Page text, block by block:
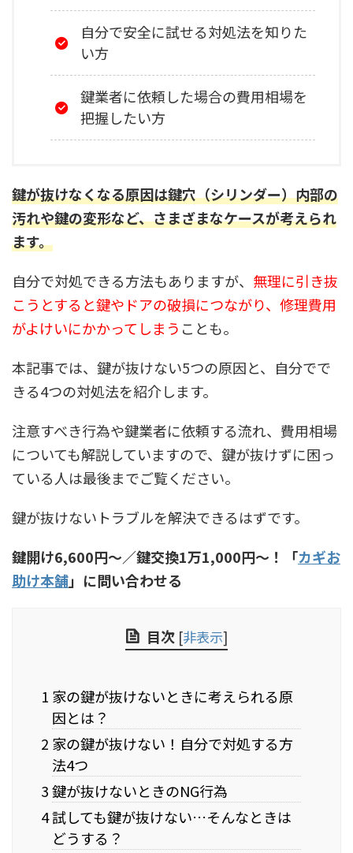
自分で安全に試せる対処法を知りた
い方
鍵業者に依頼した場合の費用相場を
把握したい方
鍵が抜けなくなる原因は鍵穴（シリンダー）内部の
汚れや鍵の変形など、さまざまなケースが考えられ
ます。
自分で対処できる方法もありますが、 無理に引き抜
こうとすると鍵やドアの破損につながり、修理費用
がよけいにかかってしまう ことも。
本記事では、鍵が抜けない5つの原因と、自分でで
きる4つの対処法を紹介します。
注意すべき行為や鍵業者に依頼する流れ、費用相場
についても解説していますので、鍵が抜けずに困っ
ている人は最後までご覧ください。
鍵が抜けないトラブルを解決できるはずです。
鍵開け6,600円〜／鍵交換1万1,000円〜！「カギお
助け本舗」に問い合わせる
目次 [非表示]
1 家の鍵が抜けないときに考えられる原
因とは？
2 家の鍵が抜けない！自分で対処する方
法4つ
3 鍵が抜けないときのNG行為
4 試しても鍵が抜けない…そんなときは
どうする？